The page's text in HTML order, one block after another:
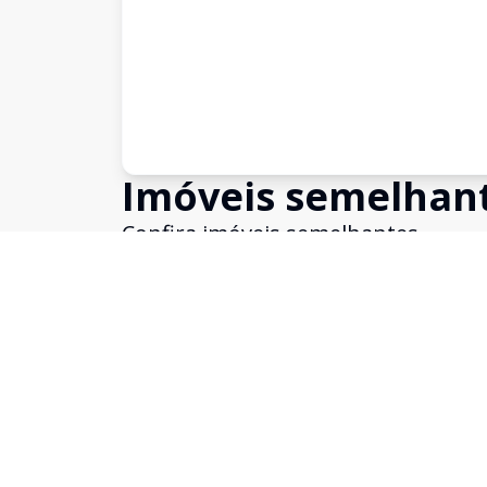
Imóveis
Confira imóveis semelhantes